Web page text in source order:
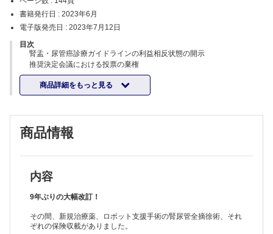
書籍発行日 : 2023年6月
電子版発売日 : 2023年7月12日
目次
腎盂・尿管癌診療ガイドラインの利益相反状態の開示
推奨決定会議における投票の棄権
総論・CQ・コラム担当者一覧
略語一覧
本ガイドラインについて
3． 本ガイドラインの適応が想定される対象者，および想定される利用
対象者
6． エビデンス収集方法（文献検索）・採用基準
7． システマティックレビューの方法
8． 推奨決定会議
10．作成過程におけるCQ の追加
11．ガイドライン改訂作業の実際
商品詳細をもっと見る
商品情報
内容
9年ぶりの大幅改訂！
その間、新規治療薬、ロボット支援手術の腎尿管全摘徐術、それ
ぞれの保険収載がありました。